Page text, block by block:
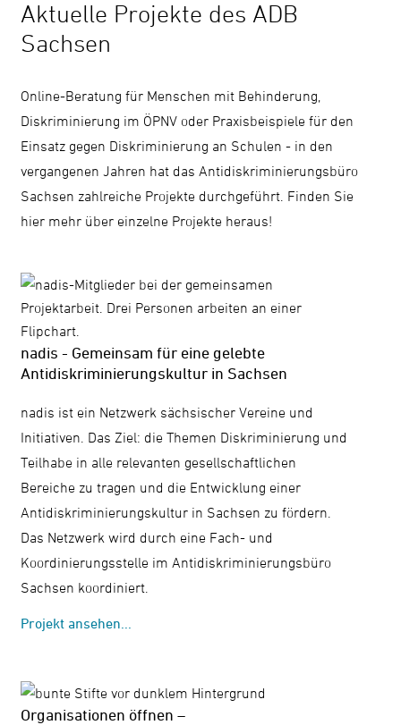
Aktuelle Projekte des ADB
Sachsen
Online-Beratung für Menschen mit Behinderung,
Diskriminierung im ÖPNV oder Praxisbeispiele für den
Einsatz gegen Diskriminierung an Schulen - in den
vergangenen Jahren hat das Antidiskriminierungsbüro
Sachsen zahlreiche Projekte durchgeführt. Finden Sie
hier mehr über einzelne Projekte heraus!
nadis - Gemeinsam für eine gelebte
Antidiskriminierungskultur in Sachsen
nadis ist ein Netzwerk sächsischer Vereine und
Initiativen. Das Ziel: die Themen Diskriminierung und
Teilhabe in alle relevanten gesellschaftlichen
Bereiche zu tragen und die Entwicklung einer
Antidiskriminierungskultur in Sachsen zu fördern.
Das Netzwerk wird durch eine Fach- und
Koordinierungsstelle im Antidiskriminierungsbüro
Sachsen koordiniert.
Projekt ansehen...
Organisationen öffnen –